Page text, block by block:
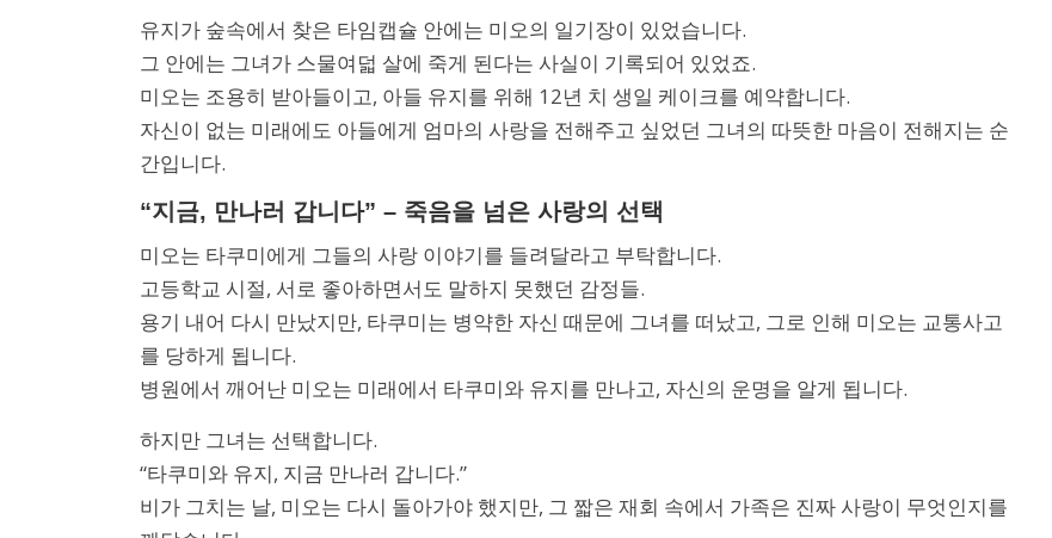
유지가 숲속에서 찾은 타임캡슐 안에는 미오의 일기장이 있었습니다.
그 안에는 그녀가 스물여덟 살에 죽게 된다는 사실이 기록되어 있었죠.
미오는 조용히 받아들이고, 아들 유지를 위해 12년 치 생일 케이크를 예약합니다.
자신이 없는 미래에도 아들에게 엄마의 사랑을 전해주고 싶었던 그녀의 따뜻한 마음이 전해지는 순
간입니다.
“지금, 만나러 갑니다” – 죽음을 넘은 사랑의 선택
미오는 타쿠미에게 그들의 사랑 이야기를 들려달라고 부탁합니다.
고등학교 시절, 서로 좋아하면서도 말하지 못했던 감정들.
용기 내어 다시 만났지만, 타쿠미는 병약한 자신 때문에 그녀를 떠났고, 그로 인해 미오는 교통사고
를 당하게 됩니다.
병원에서 깨어난 미오는 미래에서 타쿠미와 유지를 만나고, 자신의 운명을 알게 됩니다.
하지만 그녀는 선택합니다.
“타쿠미와 유지, 지금 만나러 갑니다.”
비가 그치는 날, 미오는 다시 돌아가야 했지만, 그 짧은 재회 속에서 가족은 진짜 사랑이 무엇인지를